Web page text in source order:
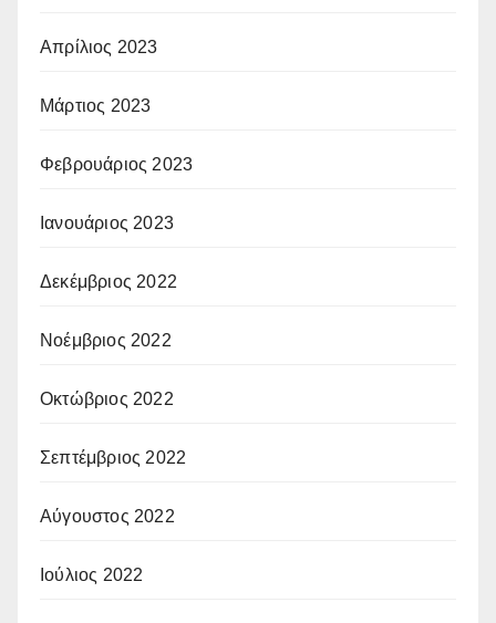
Απρίλιος 2023
Μάρτιος 2023
Φεβρουάριος 2023
Ιανουάριος 2023
Δεκέμβριος 2022
Νοέμβριος 2022
Οκτώβριος 2022
Σεπτέμβριος 2022
Αύγουστος 2022
Ιούλιος 2022